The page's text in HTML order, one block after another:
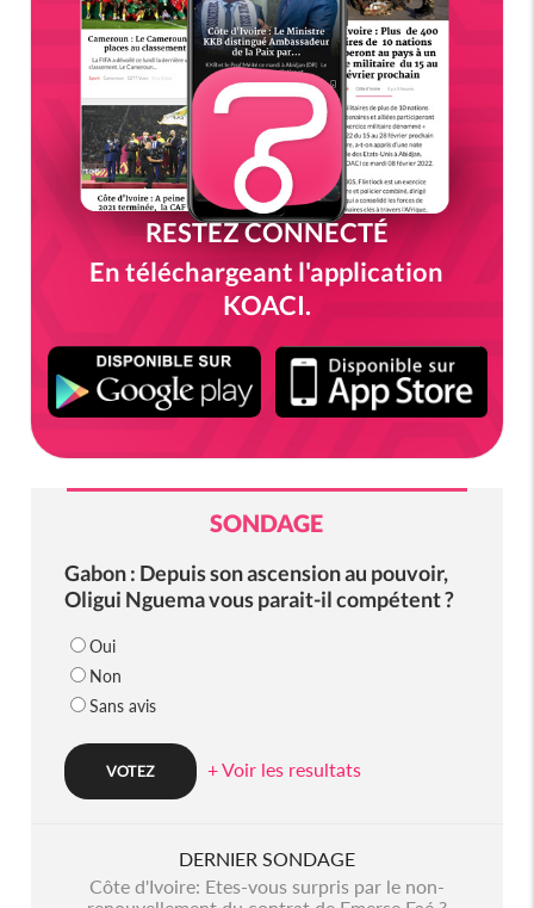
RESTEZ CONNECTÉ
En téléchargeant l'application
KOACI.
SONDAGE
Gabon : Depuis son ascension au pouvoir,
Oligui Nguema vous parait-il compétent ?
Oui
Non
Sans avis
+ Voir les resultats
DERNIER SONDAGE
Côte d'Ivoire: Etes-vous surpris par le non-